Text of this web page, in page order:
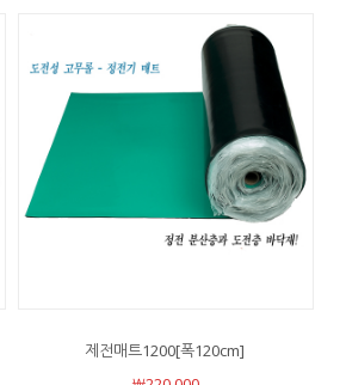
제전매트1200[폭120cm]